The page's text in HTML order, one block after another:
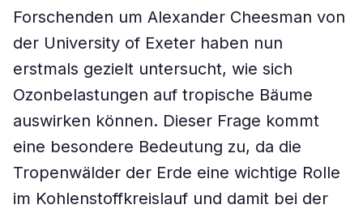
Forschenden um Alexander Cheesman von
der University of Exeter haben nun
erstmals gezielt untersucht, wie sich
Ozonbelastungen auf tropische Bäume
auswirken können. Dieser Frage kommt
eine besondere Bedeutung zu, da die
Tropenwälder der Erde eine wichtige Rolle
im Kohlenstoffkreislauf und damit bei der